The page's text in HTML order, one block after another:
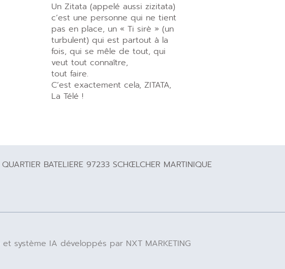
Un Zitata (appelé aussi zizitata)
c’est une personne qui ne tient
pas en place, un « Ti sirè » (un
turbulent) qui est partout à la
fois, qui se mêle de tout, qui
veut tout connaître,
tout faire.
C’est exactement cela, ZITATA,
La Télé !
BATELIERE 97233 SCHŒLCHER MARTINIQUE
système IA développés par NXT MARKETING